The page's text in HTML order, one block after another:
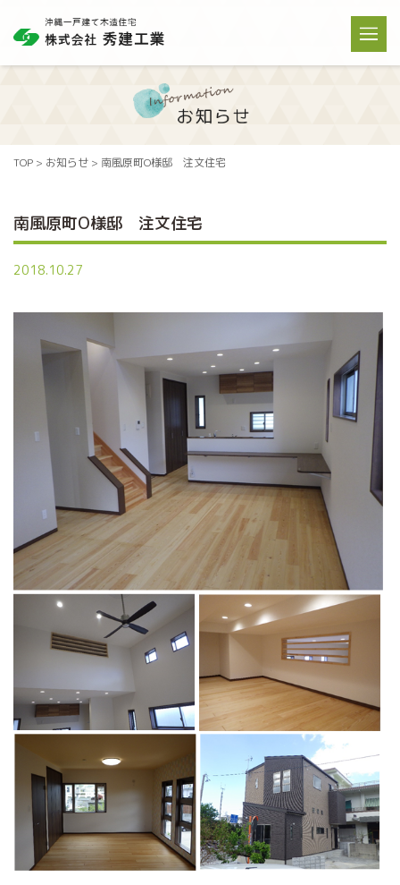
TOP > お知らせ > 南風原町O様邸 注文住宅
南風原町O様邸 注文住宅
2018.10.27